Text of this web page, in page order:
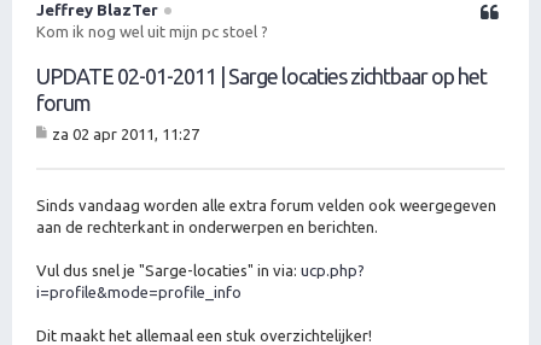
Jeffrey BlazTer
Kom ik nog wel uit mijn pc stoel ?
UPDATE 02-01-2011 | Sarge locaties zichtbaar op het
forum
Citeer
ht
za 02 apr 2011, 11:27
Sinds vandaag worden alle extra forum velden ook weergegeven
aan de rechterkant in onderwerpen en berichten.
Vul dus snel je "Sarge-locaties" in via: ucp.php?
i=profile&mode=profile_info
Dit maakt het allemaal een stuk overzichtelijker!